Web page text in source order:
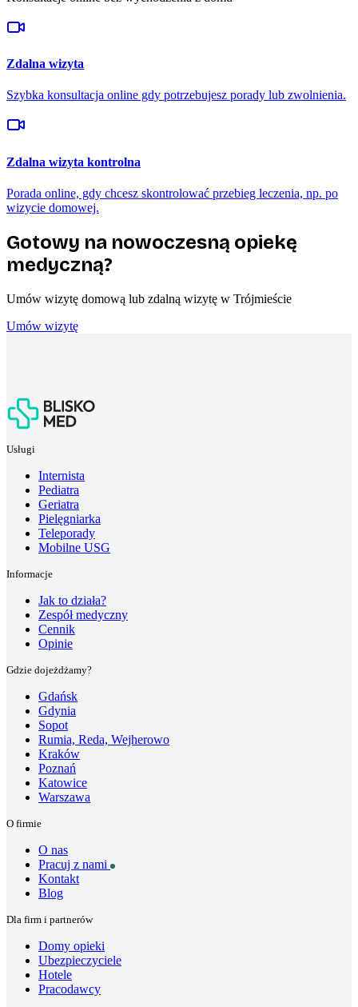
Zdalna wizyta
Szybka konsultacja online gdy potrzebujesz porady lub zwolnienia.
Zdalna wizyta kontrolna
Porada online, gdy chcesz skontrolować przebieg leczenia, np. po
wizycie domowej.
Gotowy na nowoczesną opiekę
medyczną?
Umów wizytę domową lub zdalną wizytę w Trójmieście
Umów wizytę
Usługi
Internista
Pediatra
Geriatra
Pielęgniarka
Teleporady
Mobilne USG
Informacje
Jak to działa?
Zespół medyczny
Cennik
Opinie
Gdzie dojeżdżamy?
Gdańsk
Gdynia
Sopot
Rumia, Reda, Wejherowo
Kraków
Poznań
Katowice
Warszawa
O firmie
O nas
Pracuj z nami
Kontakt
Blog
Dla firm i partnerów
Domy opieki
Ubezpieczyciele
Hotele
Pracodawcy